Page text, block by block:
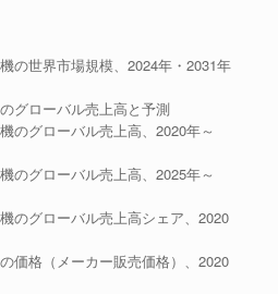
世界市場規模、2024年・2031年
グローバル売上高と予測
グローバル売上高、2020年～
グローバル売上高、2025年～
グローバル売上高シェア、2020
価格（メーカー販売価格）、2020